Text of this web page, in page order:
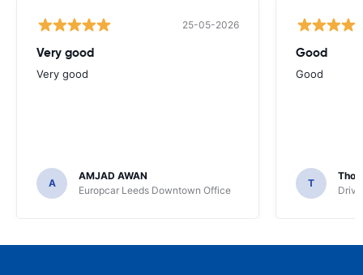
25-05-2026
Very good
Very good
A
AMJAD AWAN
Europcar Leeds Downtown Office
Good
Good
T